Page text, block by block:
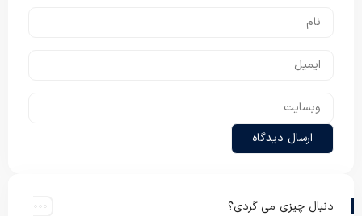
دنبال چیزی می گردی؟